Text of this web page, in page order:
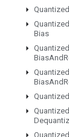
Quantized
Quantized
Bias
Quantized
BiasAnd
Quantized
BiasAnd
Quantized
Quantized
Quantized